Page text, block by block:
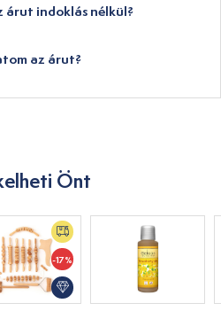
árut indoklás nélkül?
az árut?
Önt
-17%